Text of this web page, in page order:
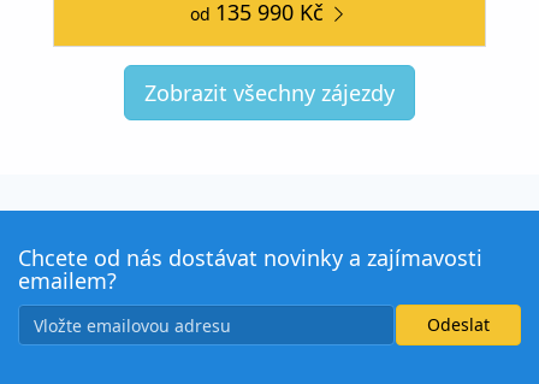
od 135 990 Kč
Zobrazit všechny zájezdy
Chcete od nás dostávat novinky a zajímavosti
emailem?